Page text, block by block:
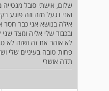
שלום, אישתי סובל
ואני נגעל מזה וזה פוגע
אילה בנושא אני כבר חסר
ובכבוד שלי אליה ומצד
לא אוהב את זה ושזה לא
פחות טובה בעיניים שלי
תדה אושרי